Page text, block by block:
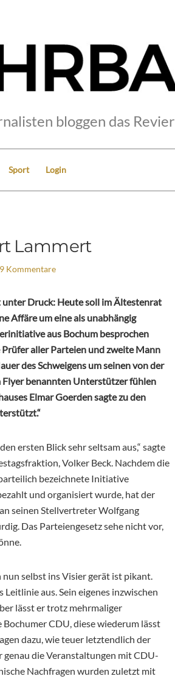
bloggen das Revier
Sport Login
Lammert
9 Kommentare
Druck: Heute soll im Ältestenrat
Affäre um eine als unabhängig
aus Bochum besprochen
aller Parteien und zweite Mann
des Schweigens um seinen von der
Flyer benannten Unterstützer fühlen
Elmar Goerden sagte zu den
ersten Blick sehr seltsam aus,“ sagte
Volker Beck. Nachdem die
bezeichnete Initiative
und organisiert wurde, hat der
seinen Stellvertreter Wolfgang
Das Parteiengesetz sehe nicht vor,
selbst ins Visier gerät ist pikant.
aus. Sein eigenes inzwischen
lässt er trotz mehrmaliger
CDU, diese wiederum lässt
dazu, wie teuer letztendlich der
die Veranstaltungen mit CDU-
Nachfragen wurden zuletzt mit